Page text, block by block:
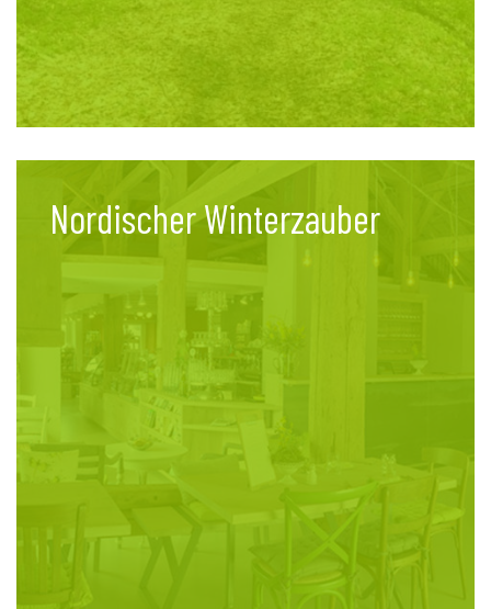
Nordischer Winterzauber